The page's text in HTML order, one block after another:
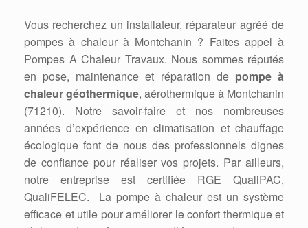
Vous recherchez un installateur, réparateur agréé de
pompes à chaleur à Montchanin ? Faites appel à
Pompes A Chaleur Travaux. Nous sommes réputés
en pose, maintenance et réparation de pompe à
chaleur géothermique, aérothermique à Montchanin
(71210). Notre savoir-faire et nos nombreuses
années d’expérience en climatisation et chauffage
écologique font de nous des professionnels dignes
de confiance pour réaliser vos projets. Par ailleurs,
notre entreprise est certifiée RGE QualiPAC,
QualiFELEC. La pompe à chaleur est un système
efficace et utile pour améliorer le confort thermique et